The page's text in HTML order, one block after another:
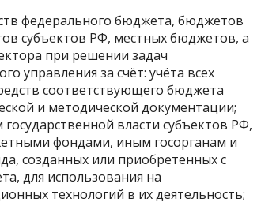
федерального бюджета, бюджетов
субъектов РФ, местных бюджетов, а
при решении задач
управления за счёт: учёта всех
соответствующего бюджета
и методической документации;
власти субъектов РФ,
фондами, иным госорганам и
созданных или приобретённых с
для использования на
технологий в их деятельность;